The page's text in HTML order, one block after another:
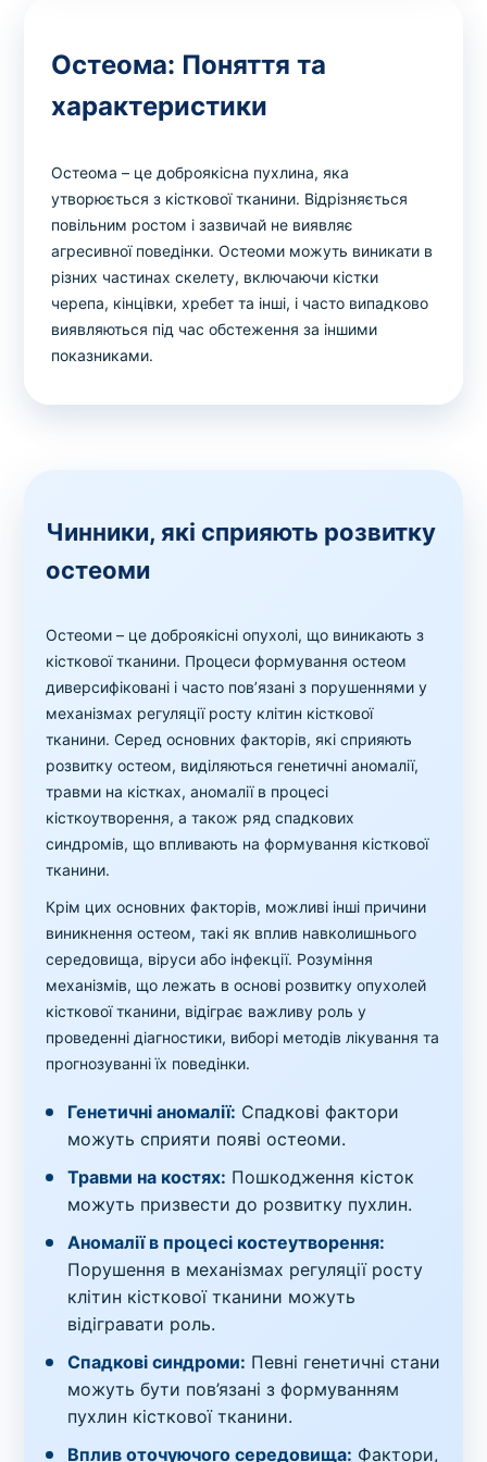
Остеома: Поняття та
характеристики
Остеома – це доброякісна пухлина, яка
утворюється з кісткової тканини. Відрізняється
повільним ростом і зазвичай не виявляє
агресивної поведінки. Остеоми можуть виникати в
різних частинах скелету, включаючи кістки
черепа, кінцівки, хребет та інші, і часто випадково
виявляються під час обстеження за іншими
показниками.
Чинники, які сприяють розвитку
остеоми
Остеоми – це доброякісні опухолі, що виникають з
кісткової тканини. Процеси формування остеом
диверсифіковані і часто пов’язані з порушеннями у
механізмах регуляції росту клітин кісткової
тканини. Серед основних факторів, які сприяють
розвитку остеом, виділяються генетичні аномалії,
травми на кістках, аномалії в процесі
кісткоутворення, а також ряд спадкових
синдромів, що впливають на формування кісткової
тканини.
Крім цих основних факторів, можливі інші причини
виникнення остеом, такі як вплив навколишнього
середовища, віруси або інфекції. Розуміння
механізмів, що лежать в основі розвитку опухолей
кісткової тканини, відіграє важливу роль у
проведенні діагностики, виборі методів лікування та
прогнозуванні їх поведінки.
Генетичні аномалії: Спадкові фактори
можуть сприяти появі остеоми.
Травми на костях: Пошкодження кісток
можуть призвести до розвитку пухлин.
Аномалії в процесі костеутворення:
Порушення в механізмах регуляції росту
клітин кісткової тканини можуть
відігравати роль.
Спадкові синдроми: Певні генетичні стани
можуть бути пов’язані з формуванням
пухлин кісткової тканини.
Вплив оточуючого середовища: Фактори,